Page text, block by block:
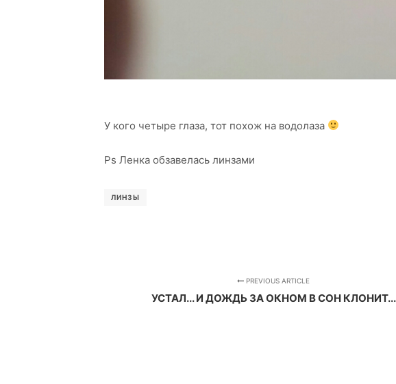
У кого четыре глаза, тот похож на водолаза
Ps Ленка обзавелась линзами
ЛИНЗЫ
PREVIOUS ARTICLE
УСТАЛ... И ДОЖДЬ ЗА ОКНОМ В СОН КЛОНИТ...